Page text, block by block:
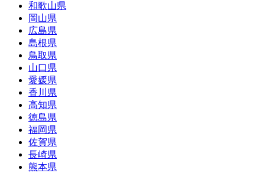
和歌山県
岡山県
広島県
島根県
鳥取県
山口県
愛媛県
香川県
高知県
徳島県
福岡県
佐賀県
長崎県
熊本県